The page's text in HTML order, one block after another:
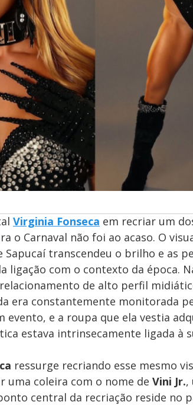
Virginia Fonseca em recriar um
o Carnaval não foi ao acaso. O
Sapucaí transcendeu o brilho e as
ligação com o contexto da época.
de alto perfil
era constantemente monitorada
evento, e a roupa que ela vestia
estava intrinsecamente ligada à
ressurge recriando esse mesmo
uma coleira com o nome de Vini Jr.,
central da recriação reside no